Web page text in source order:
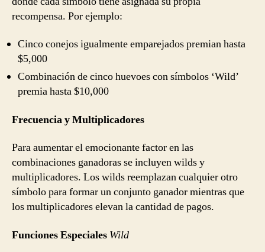
recompensa. Por ejemplo:
Cinco conejos igualmente emparejados premian hasta
$5,000
Combinación de cinco huevoes con símbolos ‘Wild’
premia hasta $10,000
Frecuencia y Multiplicadores
Para aumentar el emocionante factor en las
combinaciones ganadoras se incluyen wilds y
multiplicadores. Los wilds reemplazan cualquier otro
símbolo para formar un conjunto ganador mientras que
los multiplicadores elevan la cantidad de pagos.
Funciones Especiales Wild